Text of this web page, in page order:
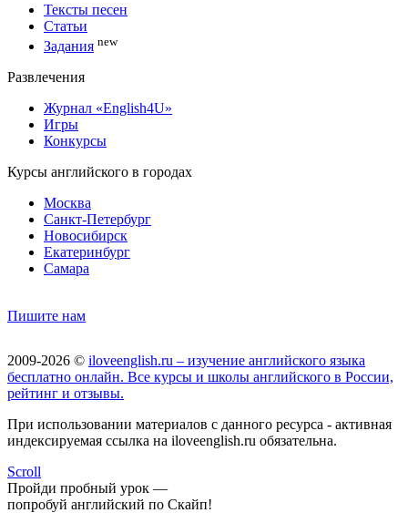
Тексты песен
Статьи
Задания new
Развлечения
Журнал «English4U»
Игры
Конкурсы
Курсы английского в городах
Москва
Санкт-Петербург
Новосибирск
Екатеринбург
Самара
Пишите нам
2009-2026 © iloveenglish.ru – изучение английского языка
бесплатно онлайн. Все курсы и школы английского в России,
рейтинг и отзывы.
При использовании материалов с данного ресурса - активная
индексируемая ссылка на iloveenglish.ru обязательна.
Scroll
Пройди пробный урок —
попробуй английский по Скайп!